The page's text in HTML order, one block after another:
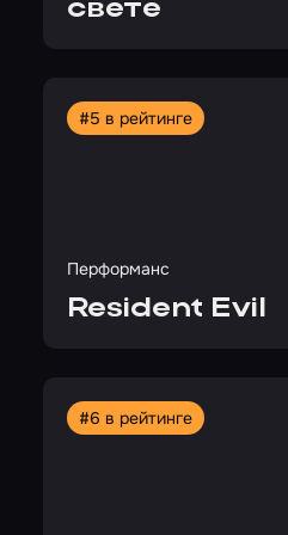
свете
#5 в рейтинге
Перформанс
Resident Evil
#6 в рейтинге